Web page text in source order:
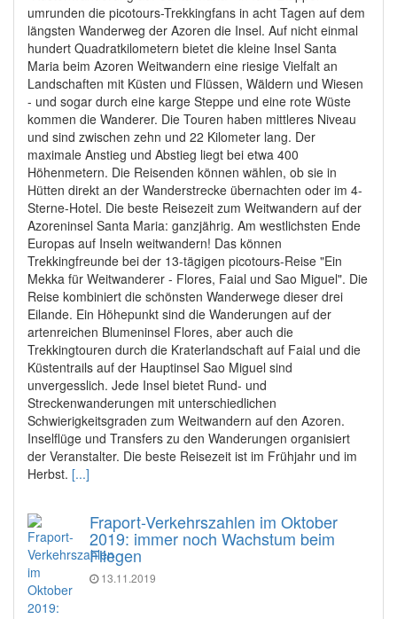
umrunden die picotours-Trekkingfans in acht Tagen auf dem
längsten Wanderweg der Azoren die Insel. Auf nicht einmal
hundert Quadratkilometern bietet die kleine Insel Santa
Maria beim Azoren Weitwandern eine riesige Vielfalt an
Landschaften mit Küsten und Flüssen, Wäldern und Wiesen
- und sogar durch eine karge Steppe und eine rote Wüste
kommen die Wanderer. Die Touren haben mittleres Niveau
und sind zwischen zehn und 22 Kilometer lang. Der
maximale Anstieg und Abstieg liegt bei etwa 400
Höhenmetern. Die Reisenden können wählen, ob sie in
Hütten direkt an der Wanderstrecke übernachten oder im 4-
Sterne-Hotel. Die beste Reisezeit zum Weitwandern auf der
Azoreninsel Santa Maria: ganzjährig. Am westlichsten Ende
Europas auf Inseln weitwandern! Das können
Trekkingfreunde bei der 13-tägigen picotours-Reise "Ein
Mekka für Weitwanderer - Flores, Faial und Sao Miguel". Die
Reise kombiniert die schönsten Wanderwege dieser drei
Eilande. Ein Höhepunkt sind die Wanderungen auf der
artenreichen Blumeninsel Flores, aber auch die
Trekkingtouren durch die Kraterlandschaft auf Faial und die
Küstentrails auf der Hauptinsel Sao Miguel sind
unvergesslich. Jede Insel bietet Rund- und
Streckenwanderungen mit unterschiedlichen
Schwierigkeitsgraden zum Weitwandern auf den Azoren.
Inselflüge und Transfers zu den Wanderungen organisiert
der Veranstalter. Die beste Reisezeit ist im Frühjahr und im
Herbst. [...]
Fraport-Verkehrszahlen im Oktober
2019: immer noch Wachstum beim
Fliegen
13.11.2019